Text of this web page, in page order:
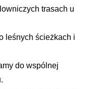
trasach u
leśnych ścieżkach i
do wspólnej